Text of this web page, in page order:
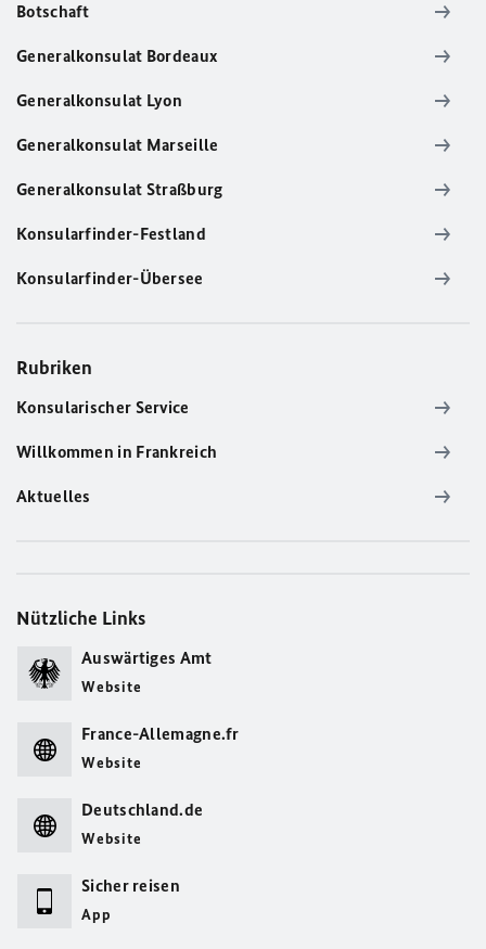
Botschaft
Generalkonsulat Bordeaux
Generalkonsulat Lyon
Generalkonsulat Marseille
Generalkonsulat Straßburg
Konsularfinder-Festland
Konsularfinder-Übersee
Rubriken
Konsularischer Service
Willkommen in Frankreich
Aktuelles
Nützliche Links
Auswärtiges Amt
Website
France-Allemagne.fr
Website
Deutschland.de
Website
Sicher reisen
App